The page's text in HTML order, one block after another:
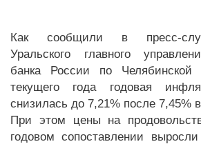
Как сообщили в пресс-
Уральского главного
банка России по
текущего года годовая
снизилась до 7,21% после 7,45%
При этом цены на
годовом сопоставлении